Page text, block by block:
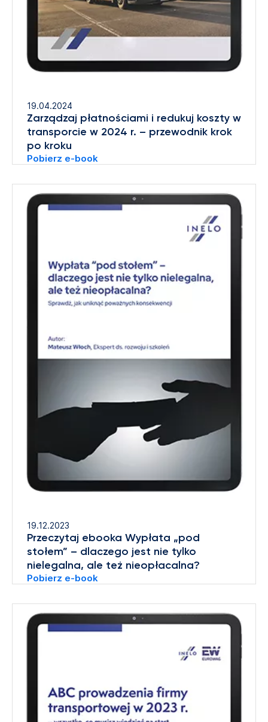
19.04.2024
Zarządzaj płatnościami i redukuj koszty w
transporcie w 2024 r. – przewodnik krok
po kroku
Pobierz e-book
19.12.2023
Przeczytaj ebooka Wypłata „pod
stołem” – dlaczego jest nie tylko
nielegalna, ale też nieopłacalna?
Pobierz e-book